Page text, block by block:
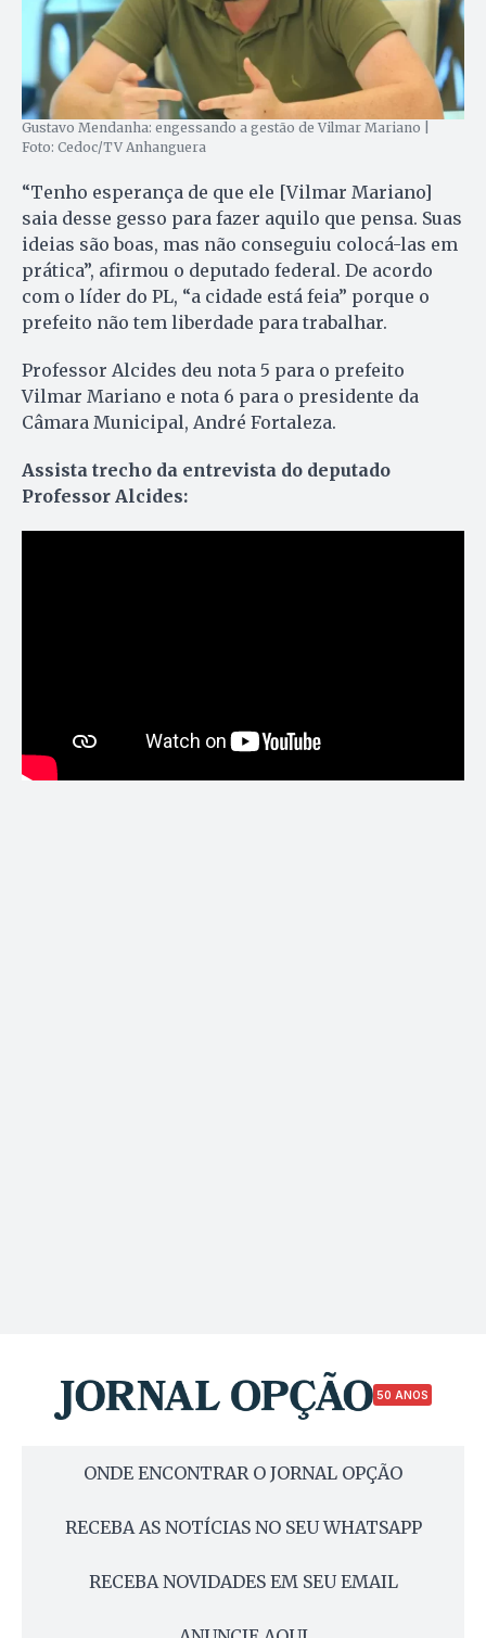
Gustavo Mendanha: engessando a gestão de Vilmar Mariano |
Foto: Cedoc/TV Anhanguera
“Tenho esperança de que ele [Vilmar Mariano]
saia desse gesso para fazer aquilo que pensa. Suas
ideias são boas, mas não conseguiu colocá-las em
prática”, afirmou o deputado federal. De acordo
com o líder do PL, “a cidade está feia” porque o
prefeito não tem liberdade para trabalhar.
Professor Alcides deu nota 5 para o prefeito
Vilmar Mariano e nota 6 para o presidente da
Câmara Municipal, André Fortaleza.
Assista trecho da entrevista do deputado
Professor Alcides:
50 ANOS
ONDE ENCONTRAR O JORNAL OPÇÃO
RECEBA AS NOTÍCIAS NO SEU WHATSAPP
RECEBA NOVIDADES EM SEU EMAIL